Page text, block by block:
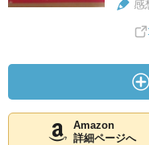
感
Amazon
詳細ページへ